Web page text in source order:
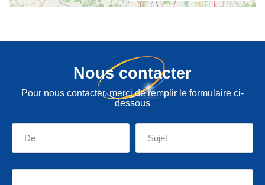
Nous contacter
Pour nous contacter, merci de remplir le formulaire ci-
dessous